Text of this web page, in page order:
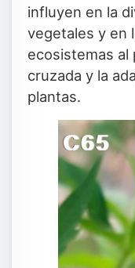
influyen en la
vegetales y en
ecosistemas al
cruzada y la
plantas.